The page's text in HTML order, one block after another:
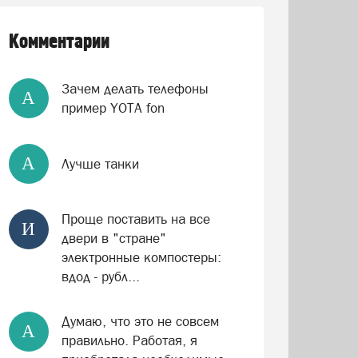
Комментарии
А
Зачем делать телефоны
пример YOTA fon
А Лучше танки
И
Проще поставить на все
двери в "стране"
электронные компостеры:
вдод - рубл...
А
Думаю, что это не совсем
правильно. Работая, я